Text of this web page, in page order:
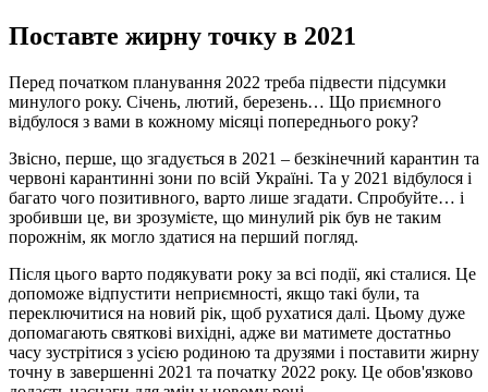
Поставте жирну точку в 2021
Перед початком планування 2022 треба підвести підсумки
минулого року. Січень, лютий, березень… Що приємного
відбулося з вами в кожному місяці попереднього року?
Звісно, перше, що згадується в 2021 – безкінечний карантин та
червоні карантинні зони по всій Україні. Та у 2021 відбулося і
багато чого позитивного, варто лише згадати. Спробуйте… і
зробивши це, ви зрозумієте, що минулий рік був не таким
порожнім, як могло здатися на перший погляд.
Після цього варто подякувати року за всі події, які сталися. Це
допоможе відпустити неприємності, якщо такі були, та
переключитися на новий рік, щоб рухатися далі. Цьому дуже
допомагають святкові вихідні, адже ви матимете достатньо
часу зустрітися з усією родиною та друзями і поставити жирну
точну в завершенні 2021 та початку 2022 року. Це обов'язково